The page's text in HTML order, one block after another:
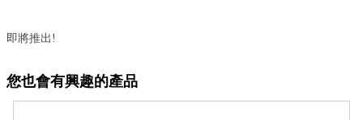
即將推出!
您也會有興趣的產品